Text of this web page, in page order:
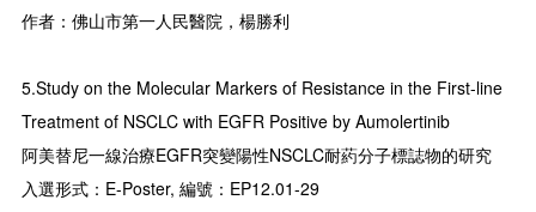
作者：佛山市第一人民醫院，楊勝利
5.Study on the Molecular Markers of Resistance in the First-line
Treatment of NSCLC with EGFR Positive by Aumolertinib
阿美替尼一線治療EGFR突變陽性NSCLC耐葯分子標誌物的研究
入選形式：E-Poster, 編號：EP12.01-29